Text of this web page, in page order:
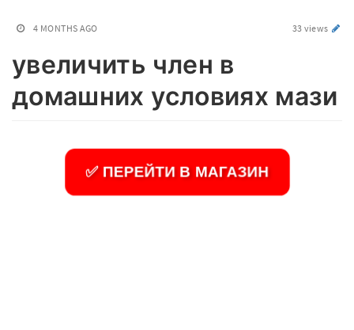
4 MONTHS AGO 33 views
увеличить член в
домашних условиях мази
✅ ПЕРЕЙТИ В МАГАЗИН